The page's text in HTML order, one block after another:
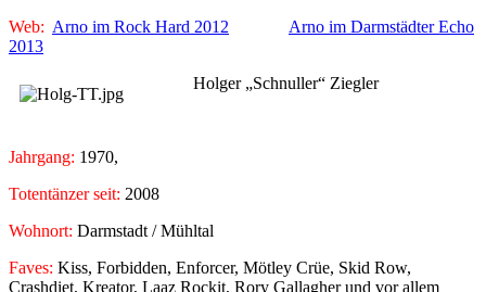
Web: Arno im Rock Hard 2012
Arno im Darmstädter Echo
2013
Holger „Schnuller“ Ziegler
Jahrgang: 1970,
Totentänzer seit: 2008
Wohnort: Darmstadt / Mühltal
Faves: Kiss, Forbidden, Enforcer, Mötley Crüe, Skid Row,
Crashdiet, Kreator, Laaz Rockit, Rory Gallagher und vor allem